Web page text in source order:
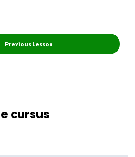
Previous Lesson
cursus